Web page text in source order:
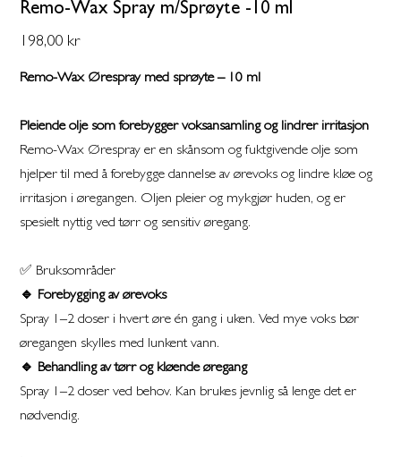
Remo-Wax Spray m/Sprøyte -10 ml
Pris
198,00 kr
Remo-Wax Ørespray med sprøyte – 10 ml
Pleiende olje som forebygger voksansamling og lindrer irritasjon
Remo-Wax Ørespray er en skånsom og fuktgivende olje som
hjelper til med å forebygge dannelse av ørevoks og lindre kløe og
irritasjon i øregangen. Oljen pleier og mykgjør huden, og er
spesielt nyttig ved tørr og sensitiv øregang.
✅ Bruksområder
🔹 Forebygging av ørevoks
Spray 1–2 doser i hvert øre én gang i uken. Ved mye voks bør
øregangen skylles med lunkent vann.
🔹 Behandling av tørr og kløende øregang
Spray 1–2 doser ved behov. Kan brukes jevnlig så lenge det er
nødvendig.